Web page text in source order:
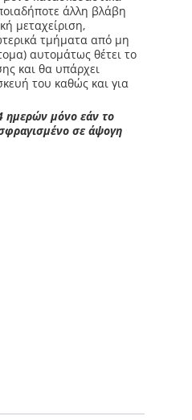
άλλη βλάβη
μεταχείριση,
τμήματα από μη
αυτομάτως θέτει το
και θα υπάρχει
του καθώς και για
ημερών μόνο εάν το
σε άψογη